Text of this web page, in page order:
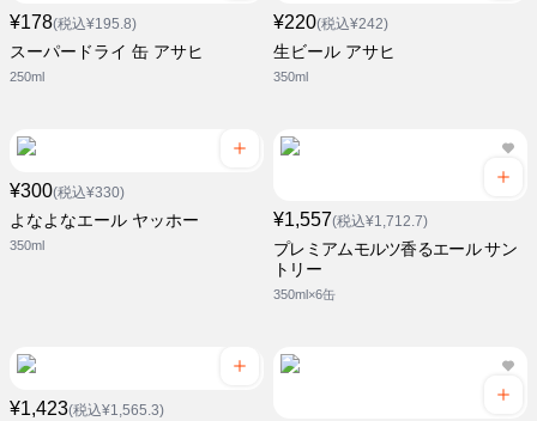
¥178(税込¥195.8)
スーパードライ 缶 アサヒ
250ml
¥220(税込¥242)
生ビール アサヒ
350ml
¥300(税込¥330)
よなよなエール ヤッホー
350ml
¥1,557(税込¥1,712.7)
プレミアムモルツ香るエール サン
トリー
350ml×6缶
¥1,423(税込¥1,565.3)